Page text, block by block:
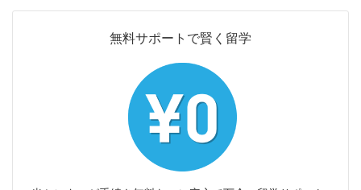
無料サポートで賢く留学